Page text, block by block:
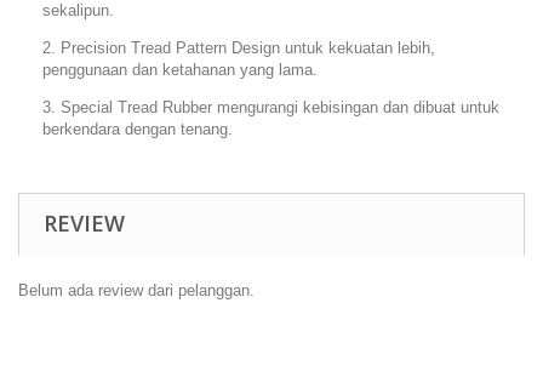
sekalipun.
2. Precision Tread Pattern Design untuk kekuatan lebih,
penggunaan dan ketahanan yang lama.
3. Special Tread Rubber mengurangi kebisingan dan dibuat untuk
berkendara dengan tenang.
REVIEW
Belum ada review dari pelanggan.